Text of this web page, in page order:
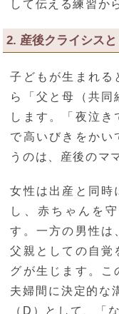
して伝える練習か
2. 産後クライシス
子どもが生まれる
ら「父と母（共同
します。「夜泣
で高いびきをか
うのは、産後のマ
女性は出産と同時
し、赤ちゃんを
す。一方の男性は
父親としての自覚
グが生じます。こ
夫婦間に決定的な
（D）として、「